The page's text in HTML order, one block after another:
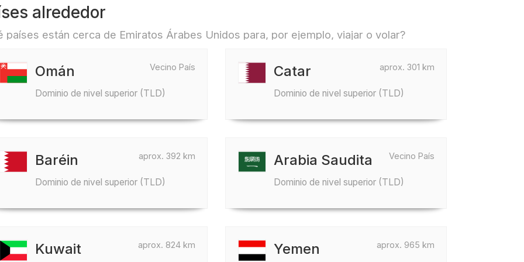
alrededor
países están cerca de Emiratos Árabes Unidos para, por ejemplo, viajar o volar?
Vecino País
Omán
Dominio de nivel superior (TLD)
aprox. 301 km
Catar
Dominio de nivel superior (TLD)
aprox. 392 km
Baréin
Dominio de nivel superior (TLD)
Vecino País
Arabia Saudita
Dominio de nivel superior (TLD)
aprox. 824 km
Kuwait aprox. 965 km
Yemen